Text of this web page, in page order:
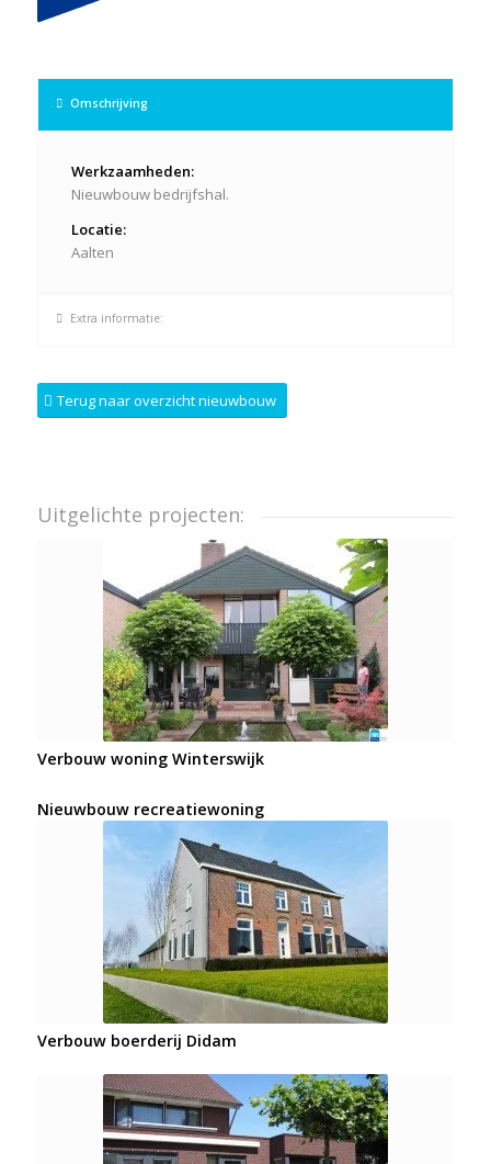
Omschrijving
Werkzaamheden:
Nieuwbouw bedrijfshal.
Locatie:
Aalten
Extra informatie:
Terug naar overzicht nieuwbouw
Uitgelichte projecten:
Verbouw woning Winterswijk
Nieuwbouw recreatiewoning
Verbouw boerderij Didam